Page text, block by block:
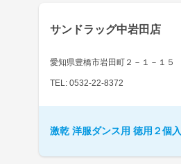
サンドラッグ中岩田店
愛知県豊橋市岩田町２－１－１５
TEL: 0532-22-8372
激乾 洋服ダンス用 徳用２個入